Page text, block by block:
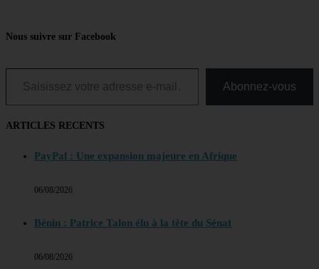
Nous suivre sur Facebook
Saisissez votre adresse e-mail…
Abonnez-vous
ARTICLES RECENTS
PayPal : Une expansion majeure en Afrique
06/08/2026
Bénin : Patrice Talon élu à la tête du Sénat
06/08/2026